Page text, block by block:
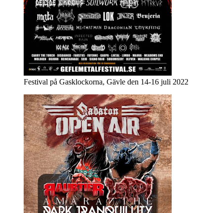
Festival på Gasklockorna, Gävle den 14-16 juli 2022